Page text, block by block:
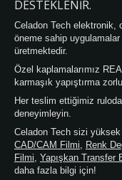
DESTEKLENIR.
Celadon Tech elektronik,
öneme sahip
üretmektedir.
Özel kaplamalarımız
karmaşık yapıştırma
Her teslim ettiğimiz
deneyimleyin.
Celadon Tech sizi
CAD/CAM Filmi, Renk
Filmi, Yapışkan Transfer
daha fazla bilgi için!